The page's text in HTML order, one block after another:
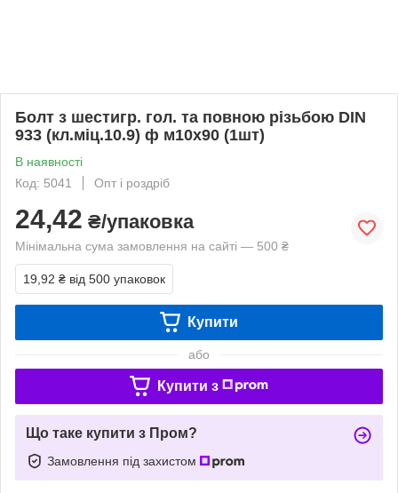
Болт з шестигр. гол. та повною різьбою DIN
933 (кл.міц.10.9) ф м10х90 (1шт)
В наявності
Код: 5041
Опт і роздріб
24,42 ₴/упаковка
Мінімальна сума замовлення на сайті — 500 ₴
19,92 ₴ від 500 упаковок
Купити
або
Купити з
Що таке купити з Пром?
Замовлення під захистом